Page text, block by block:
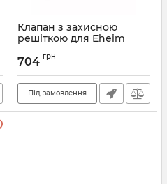
Клапан з захисною
решіткою для Eheim
Артикул:
704 грн
Під замовлення